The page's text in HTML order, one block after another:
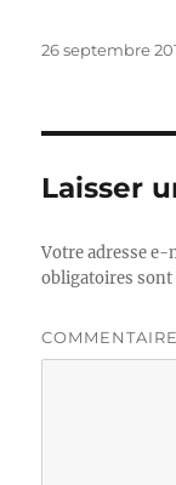
Publié
26 septembre
Laisser
Votre adresse e-
obligatoires sont
COMMENTAIRE